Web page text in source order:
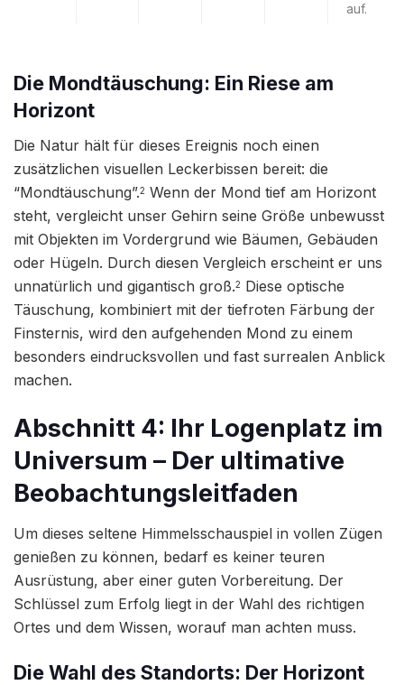
auf.
Die Mondtäuschung: Ein Riese am
Horizont
Die Natur hält für dieses Ereignis noch einen
zusätzlichen visuellen Leckerbissen bereit: die
“Mondtäuschung”.2 Wenn der Mond tief am Horizont
steht, vergleicht unser Gehirn seine Größe unbewusst
mit Objekten im Vordergrund wie Bäumen, Gebäuden
oder Hügeln. Durch diesen Vergleich erscheint er uns
unnatürlich und gigantisch groß.2 Diese optische
Täuschung, kombiniert mit der tiefroten Färbung der
Finsternis, wird den aufgehenden Mond zu einem
besonders eindrucksvollen und fast surrealen Anblick
machen.
Abschnitt 4: Ihr Logenplatz im
Universum – Der ultimative
Beobachtungsleitfaden
Um dieses seltene Himmelsschauspiel in vollen Zügen
genießen zu können, bedarf es keiner teuren
Ausrüstung, aber einer guten Vorbereitung. Der
Schlüssel zum Erfolg liegt in der Wahl des richtigen
Ortes und dem Wissen, worauf man achten muss.
Die Wahl des Standorts: Der Horizont